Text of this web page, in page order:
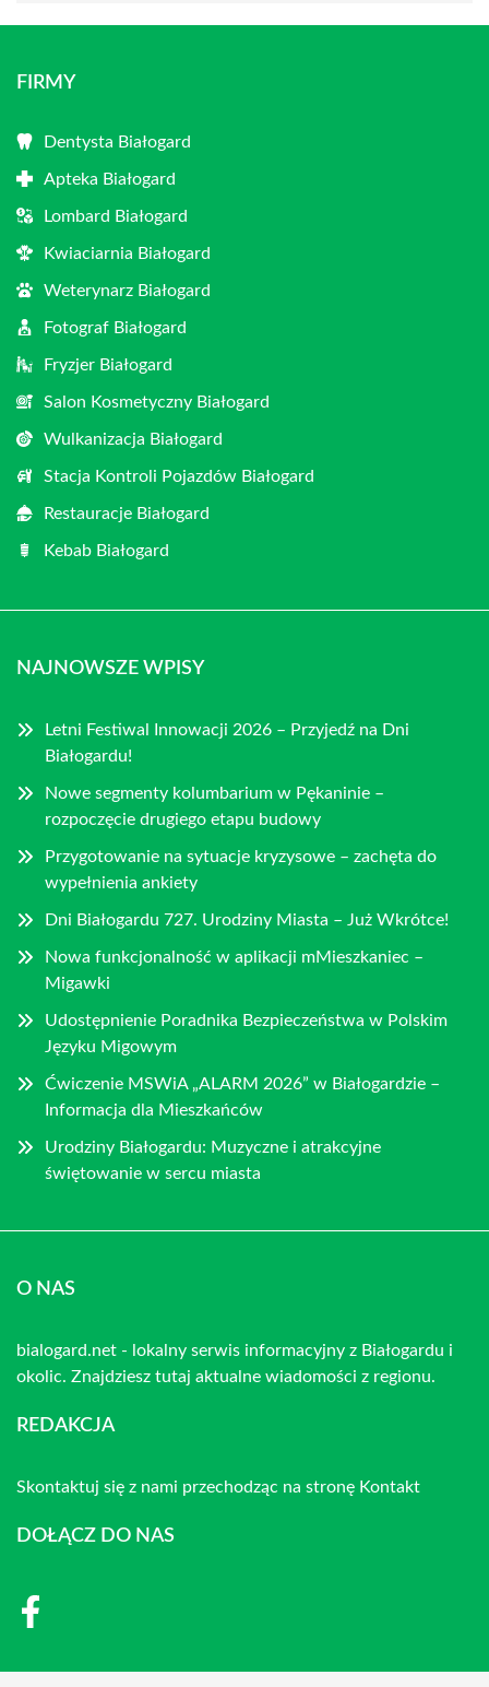
FIRMY
Dentysta Białogard
Apteka Białogard
Lombard Białogard
Kwiaciarnia Białogard
Weterynarz Białogard
Fotograf Białogard
Fryzjer Białogard
Salon Kosmetyczny Białogard
Wulkanizacja Białogard
Stacja Kontroli Pojazdów Białogard
Restauracje Białogard
Kebab Białogard
NAJNOWSZE WPISY
Letni Festiwal Innowacji 2026 – Przyjedź na Dni
Białogardu!
Nowe segmenty kolumbarium w Pękaninie –
rozpoczęcie drugiego etapu budowy
Przygotowanie na sytuacje kryzysowe – zachęta do
wypełnienia ankiety
Dni Białogardu 727. Urodziny Miasta – Już Wkrótce!
Nowa funkcjonalność w aplikacji mMieszkaniec –
Migawki
Udostępnienie Poradnika Bezpieczeństwa w Polskim
Języku Migowym
Ćwiczenie MSWiA „ALARM 2026” w Białogardzie –
Informacja dla Mieszkańców
Urodziny Białogardu: Muzyczne i atrakcyjne
świętowanie w sercu miasta
O NAS
bialogard.net - lokalny serwis informacyjny z Białogardu i
okolic. Znajdziesz tutaj aktualne wiadomości z regionu.
REDAKCJA
Skontaktuj się z nami przechodząc na stronę Kontakt
DOŁĄCZ DO NAS